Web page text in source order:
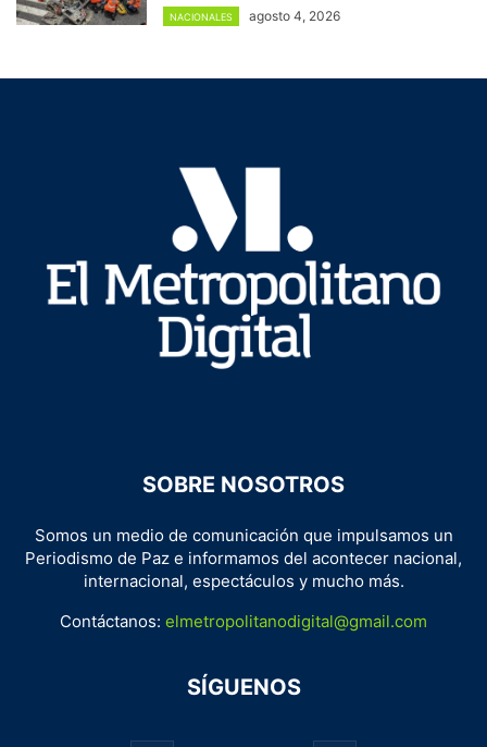
NACIONALES agosto 4, 2026
SOBRE NOSOTROS
Somos un medio de comunicación que impulsamos un
Periodismo de Paz e informamos del acontecer nacional,
internacional, espectáculos y mucho más.
Contáctanos: elmetropolitanodigital@gmail.com
SÍGUENOS